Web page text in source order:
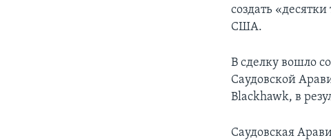
создать
США.
В сделку вошло
Саудовской
Blackhawk, в
Саудовская